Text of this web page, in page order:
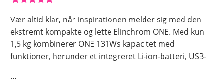
Vær altid klar, når inspirationen melder sig med den
ekstremt kompakte og lette Elinchrom ONE. Med kun
1,5 kg kombinerer ONE 131Ws kapacitet med
funktioner, herunder et integreret Li-ion-batteri, USB-
…